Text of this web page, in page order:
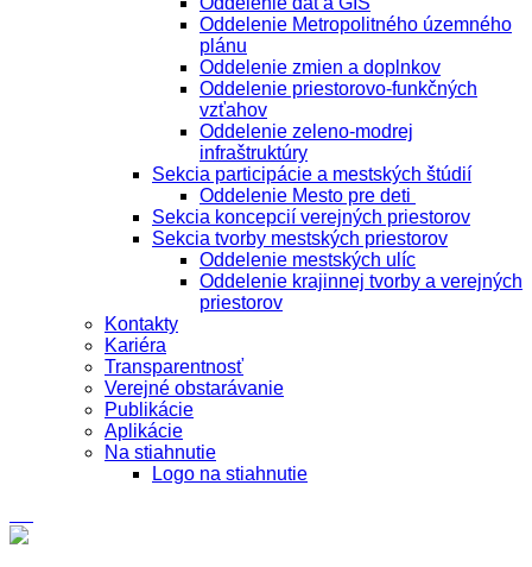
Oddelenie Metropolitného územného
plánu
Oddelenie zmien a doplnkov
Oddelenie priestorovo-funkčných
vzťahov
Oddelenie zeleno-modrej
infraštruktúry
Sekcia participácie a mestských štúdií
Oddelenie Mesto pre deti
Sekcia koncepcií verejných priestorov
Sekcia tvorby mestských priestorov
Oddelenie mestských ulíc
Oddelenie krajinnej tvorby a verejných
priestorov
Kontakty
Kariéra
Transparentnosť
Verejné obstarávanie
Publikácie
Aplikácie
Na stiahnutie
Logo na stiahnutie